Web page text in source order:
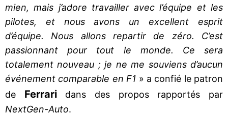
mien, mais j’adore travailler avec l’équipe et les
pilotes, et nous avons un excellent esprit
d’équipe. Nous allons repartir de zéro. C’est
passionnant pour tout le monde. Ce sera
totalement nouveau ; je ne me souviens d’aucun
événement comparable en F1 » a confié le patron
de Ferraridans des propos rapportés par
NextGen-Auto.